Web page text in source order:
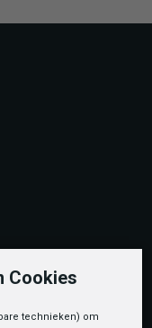
Cookies
technieken) om